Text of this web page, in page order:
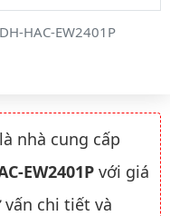
HAC-EW2401P
nhà cung cấp
EW2401P với giá
chi tiết và